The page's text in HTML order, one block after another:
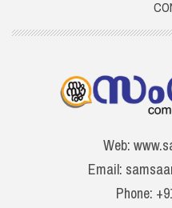
Web:
Email:
Phone: